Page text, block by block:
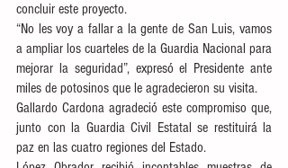
concluir este proyecto.
“No les voy a fallar a la gente de San Luis, vamos
a ampliar los cuarteles de la Guardia Nacional para
mejorar la seguridad”, expresó el Presidente ante
miles de potosinos que le agradecieron su visita.
Gallardo Cardona agradeció este compromiso que,
junto con la Guardia Civil Estatal se restituirá la
paz en las cuatro regiones del Estado.